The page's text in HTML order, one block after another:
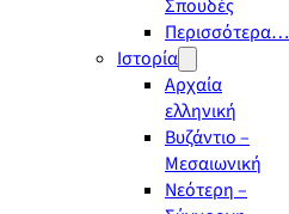
Σπουδές
Περισσότερα…
Ιστορία
Αρχαία
ελληνική
Βυζάντιο –
Μεσαιωνική
Νεότερη –